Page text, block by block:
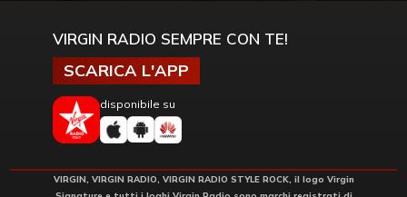
VIRGIN RADIO SEMPRE CON TE!
SCARICA L'APP
disponibile su
VIRGIN, VIRGIN RADIO, VIRGIN RADIO STYLE ROCK, il logo Virgin